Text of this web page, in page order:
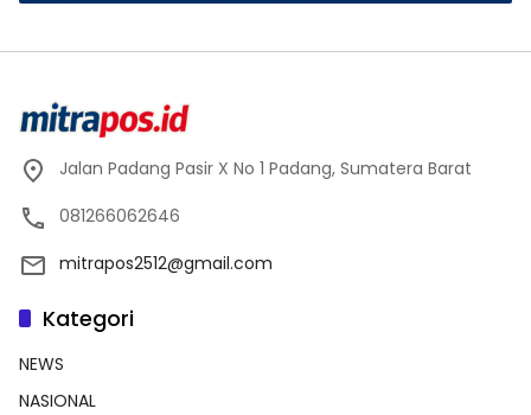
Jalan Padang Pasir X No 1 Padang, Sumatera Barat
081266062646
mitrapos2512@gmail.com
Kategori
NEWS
NASIONAL